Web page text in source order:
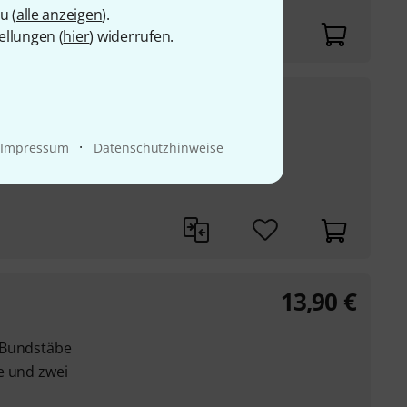
(alle anzeigen).
(hier) widerrufen.
Impressum · Datenschutzhinweise
und zwei
13,90 €